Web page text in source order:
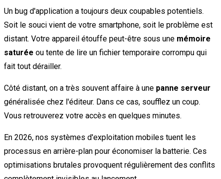
Un bug d'application a toujours deux coupables potentiels.
Soit le souci vient de votre smartphone, soit le problème est
distant. Votre appareil étouffe peut-être sous une mémoire
saturée ou tente de lire un fichier temporaire corrompu qui
fait tout dérailler.
Côté distant, on a très souvent affaire à une panne serveur
généralisée chez l'éditeur. Dans ce cas, soufflez un coup.
Vous retrouverez votre accès en quelques minutes.
En 2026, nos systèmes d'exploitation mobiles tuent les
processus en arrière-plan pour économiser la batterie. Ces
optimisations brutales provoquent régulièrement des conflits